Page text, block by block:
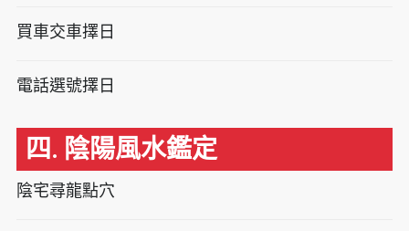
買車交車擇日
電話選號擇日
四. 陰陽風水鑑定
陰宅尋龍點穴